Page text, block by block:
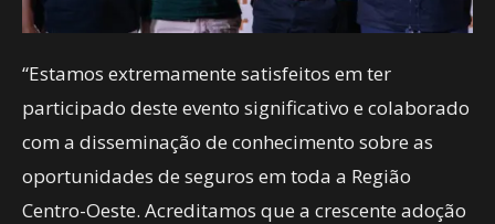
“Estamos extremamente satisfeitos em ter
participado deste evento significativo e colaborado
com a disseminação de conhecimento sobre as
oportunidades de seguros em toda a Região
Centro-Oeste. Acreditamos que a crescente adoção